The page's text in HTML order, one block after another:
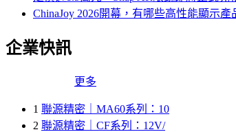
ChinaJoy 2026開幕，有哪些高性能顯示產
企業快訊
更多
1 聯源精密｜MA60系列：10
2 聯源精密｜CF系列：12V/